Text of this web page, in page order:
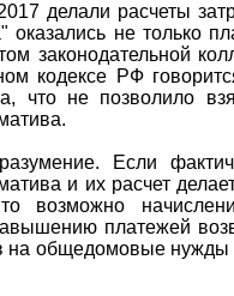
делали расчеты
оказались не только
законодательной
кодексе РФ
что не позволило
Если
и их расчет
возможно
платежей
на общедомовые нужды